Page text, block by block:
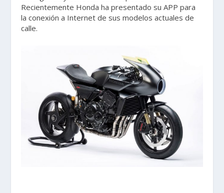
Recientemente Honda ha presentado su APP para
la conexión a Internet de sus modelos actuales de
calle.